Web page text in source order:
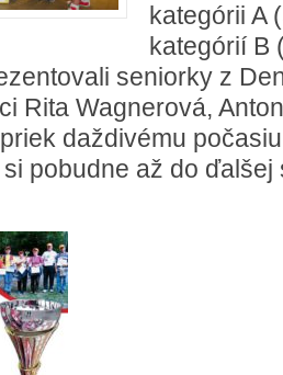
kategórii A
kategórií B
seniorky z
Rita Wagnerová,
daždivému
pobudne až do